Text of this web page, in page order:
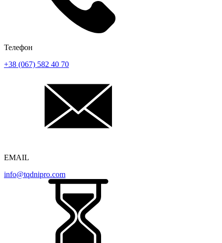
Телефон
+38 (067) 582 40 70
EMAIL
info@tqdnipro.com